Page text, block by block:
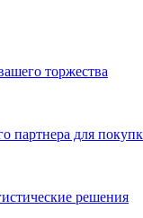
торжества
партнера для
решения